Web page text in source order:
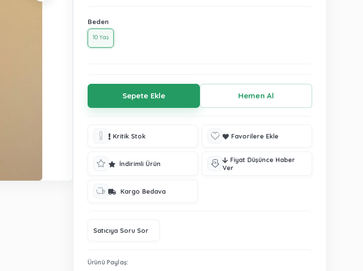
Beden
10 Yaş
Kritik Stok Favorilere Ekle
İndirimli Ürün
Fiyat Düşünce Haber
Ver
Kargo Bedava
Satıcıya Soru Sor
Ürünü Paylaş: